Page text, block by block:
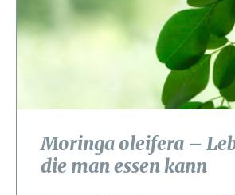
Moringa oleifera –
die man essen kann